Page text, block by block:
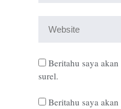
Beritahu saya
surel.
Beritahu saya